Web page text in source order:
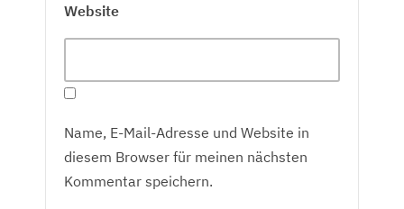
Website
Name, E-Mail-Adresse und Website in
diesem Browser für meinen nächsten
Kommentar speichern.